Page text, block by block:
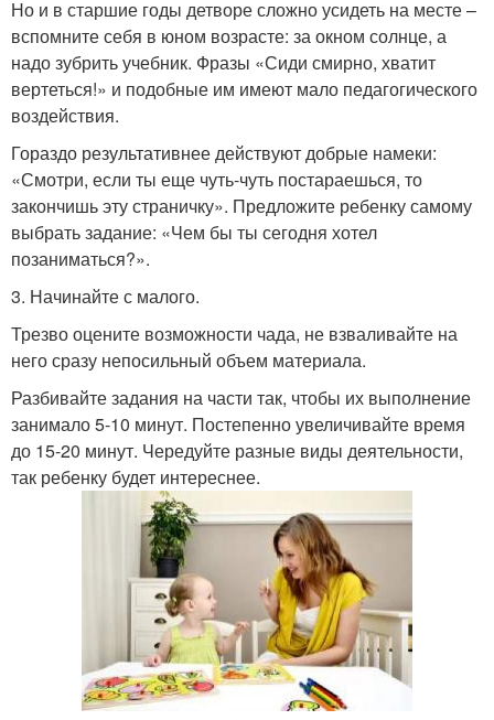
Но и в старшие годы детворе сложно усидеть на месте –
вспомните себя в юном возрасте: за окном солнце, а
надо зубрить учебник. Фразы «Сиди смирно, хватит
вертеться!» и подобные им имеют мало педагогического
воздействия.
Гораздо результативнее действуют добрые намеки:
«Смотри, если ты еще чуть-чуть постараешься, то
закончишь эту страничку». Предложите ребенку самому
выбрать задание: «Чем бы ты сегодня хотел
позаниматься?».
3. Начинайте с малого.
Трезво оцените возможности чада, не взваливайте на
него сразу непосильный объем материала.
Разбивайте задания на части так, чтобы их выполнение
занимало 5-10 минут. Постепенно увеличивайте время
до 15-20 минут. Чередуйте разные виды деятельности,
так ребенку будет интереснее.